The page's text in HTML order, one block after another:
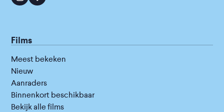
Films
Meest bekeken
Nieuw
Aanraders
Binnenkort beschikbaar
Bekijk alle films